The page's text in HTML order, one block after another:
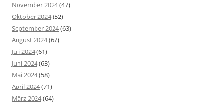
November 2024(47)
Oktober 2024(52)
September 2024(63)
August 2024(67)
Juli 2024(61)
Juni 2024(63)
Mai 2024(58)
April 2024(71)
März 2024(64)